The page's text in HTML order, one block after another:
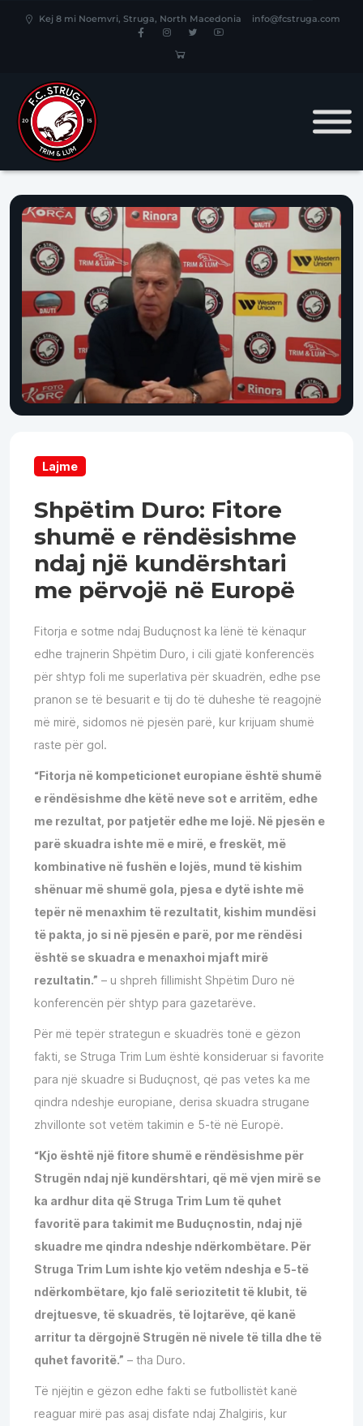
Kej 8 mi Noemvri, Struga, North Macedonia info@fcstruga.com
Lajme
Shpëtim Duro: Fitore
shumë e rëndësishme
ndaj një kundërshtari
me përvojë në Europë
Fitorja e sotme ndaj Buduçnost ka lënë të kënaqur
edhe trajnerin Shpëtim Duro, i cili gjatë konferencës
për shtyp foli me superlativa për skuadrën, edhe pse
pranon se të besuarit e tij do të duheshe të reagojnë
më mirë, sidomos në pjesën parë, kur krijuam shumë
raste për gol.
“Fitorja në kompeticionet europiane është shumë
e rëndësishme dhe këtë neve sot e arritëm, edhe
me rezultat, por patjetër edhe me lojë. Në pjesën e
parë skuadra ishte më e mirë, e freskët, më
kombinative në fushën e lojës, mund të kishim
shënuar më shumë gola, pjesa e dytë ishte më
tepër në menaxhim të rezultatit, kishim mundësi
të pakta, jo si në pjesën e parë, por me rëndësi
është se skuadra e menaxhoi mjaft mirë
rezultatin.” – u shpreh fillimisht Shpëtim Duro në
konferencën për shtyp para gazetarëve.
Për më tepër strategun e skuadrës tonë e gëzon
fakti, se Struga Trim Lum është konsideruar si favorite
para një skuadre si Buduçnost, që pas vetes ka me
qindra ndeshje europiane, derisa skuadra strugane
zhvillonte sot vetëm takimin e 5-të në Europë.
“Kjo është një fitore shumë e rëndësishme për
Strugën ndaj një kundërshtari, që më vjen mirë se
ka ardhur dita që Struga Trim Lum të quhet
favoritë para takimit me Buduçnostin, ndaj një
skuadre me qindra ndeshje ndërkombëtare. Për
Struga Trim Lum ishte kjo vetëm ndeshja e 5-të
ndërkombëtare, kjo falë seriozitetit të klubit, të
drejtuesve, të skuadrës, të lojtarëve, që kanë
arritur ta dërgojnë Strugën në nivele të tilla dhe të
quhet favoritë.” – tha Duro.
Të njëjtin e gëzon edhe fakti se futbollistët kanë
reaguar mirë pas asaj disfate ndaj Zhalgiris, kur